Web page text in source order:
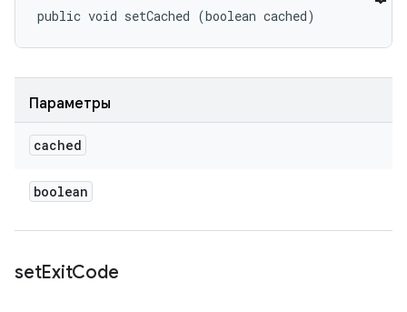
public void setCached (boolean cached)
Параметры
cached
boolean
setExitCode